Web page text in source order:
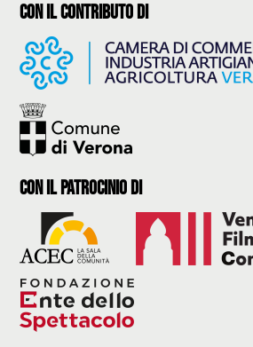
con il contributo di
con il Patrocinio di